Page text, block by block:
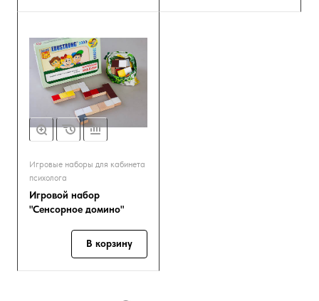
Игровые наборы для кабинета
психолога
Игровой набор
"Сенсорное домино"
В корзину